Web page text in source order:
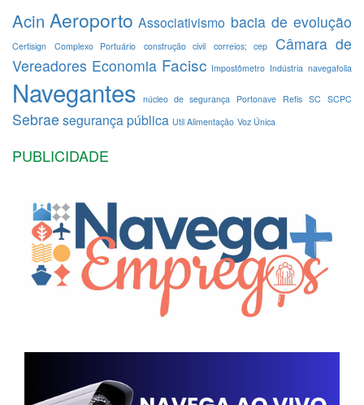
Acin Aeroporto Associativismo bacia de evolução
Certisign Complexo Portuário construção civil correios; cep
Câmara de
Vereadores Economia Facisc Impostômetro Indústria navegafolia
Navegantes núcleo de segurança Portonave Refis SC SCPC
Sebrae segurança pública Util Alimentação Voz Única
PUBLICIDADE